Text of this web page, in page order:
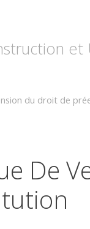
et
du droit de
De